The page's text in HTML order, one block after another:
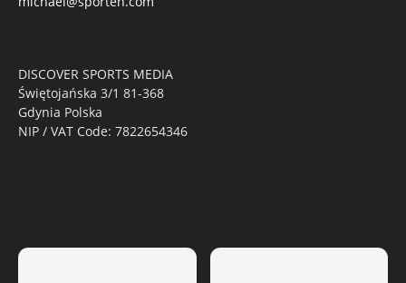
DISCOVER SPORTS MEDIA
Świętojańska 3/1 81-368
Gdynia Polska
NIP / VAT Code: 7822654346